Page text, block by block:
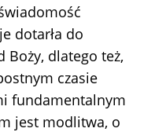
dotarła do
Boży, dlatego też,
czasie
fundamentalnym
jest modlitwa, o